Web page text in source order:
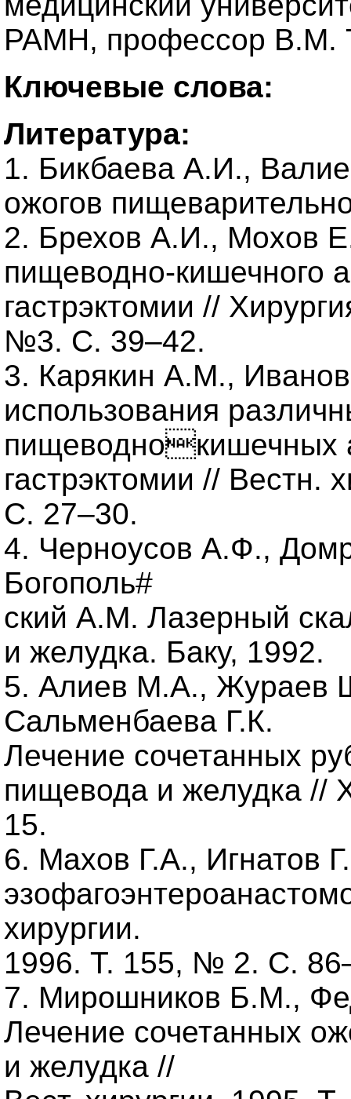
РАМН, профессор В.М.
Ключевые слова:
Литература:
1. Бикбаева А.И.,
ожогов
2. Брехов А.И., Мохов
пищеводно-кишечного
гастрэктомии //
№3. С. 39–42.
3. Карякин А.М.,
использования
пищеводнокишечных
гастрэктомии // Вестн.
С. 27–30.
4. Черноусов А.Ф.,
Богополь#
ский А.М. Лазерный
и желудка. Баку, 1992.
5. Алиев М.А., Жураев
Сальменбаева Г.К.
Лечение сочетанных
пищевода и желудка //
15.
6. Махов Г.А., Игнатов
хирургии.
1996. Т. 155, № 2. С.
7. Мирошников Б.М.,
Лечение сочетанных
и желудка //